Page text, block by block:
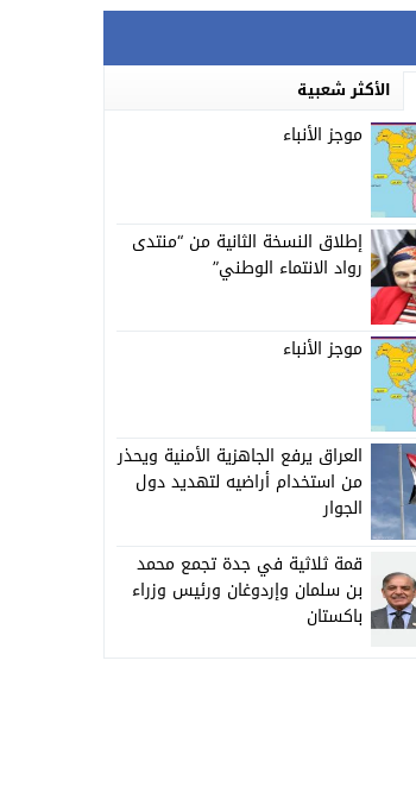
الأكثر شعبية
موجز الأنباء
إطلاق النسخة الثانية من “منتدى
رواد الانتماء الوطني”
موجز الأنباء
العراق يرفع الجاهزية الأمنية ويحذر
من استخدام أراضيه لتهديد دول
الجوار
قمة ثلاثية في جدة تجمع محمد
بن سلمان وإردوغان ورئيس وزراء
باكستان